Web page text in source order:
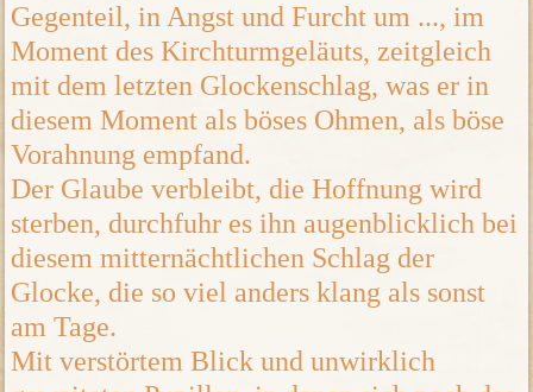
Gegenteil, in Angst und Furcht um ..., im
Moment des Kirchturmgeläuts, zeitgleich
mit dem letzten Glockenschlag, was er in
diesem Moment als böses Ohmen, als böse
Vorahnung empfand.
Der Glaube verbleibt, die Hoffnung wird
sterben, durchfuhr es ihn augenblicklich bei
diesem mitternächtlichen Schlag der
Glocke, die so viel anders klang als sonst
am Tage.
Mit verstörtem Blick und unwirklich